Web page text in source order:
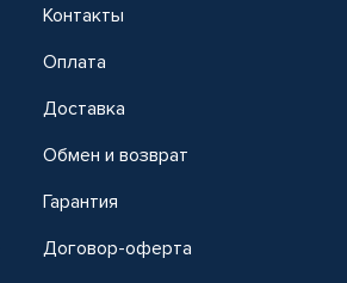
Контакты
Оплата
Доставка
Обмен и возврат
Гарантия
Договор-оферта